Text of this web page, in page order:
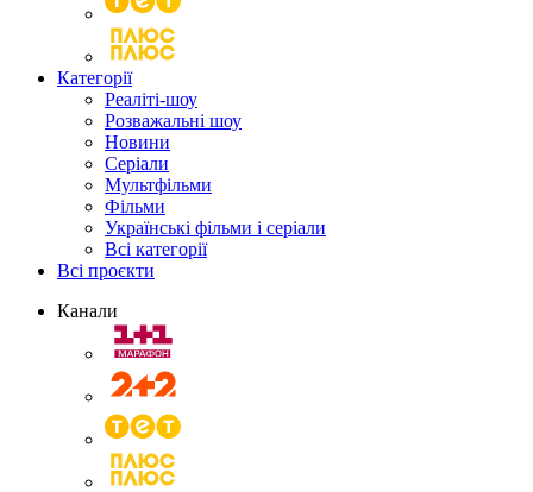
Категорії
Реаліті-шоу
Розважальні шоу
Новини
Серіали
Мультфільми
Фільми
Українські фільми і серіали
Всі категорії
Всі проєкти
Канали